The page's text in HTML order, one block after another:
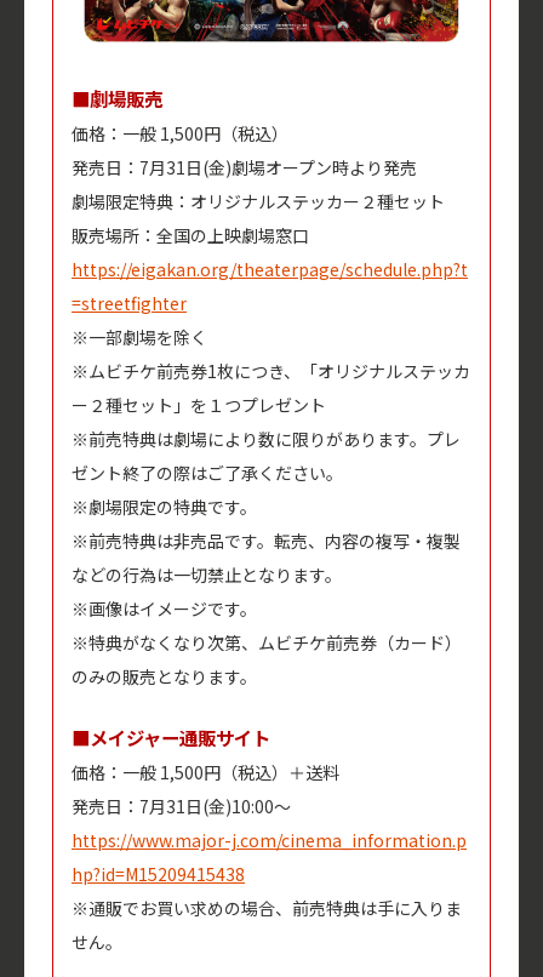
■劇場販売
価格：一般 1,500円（税込）
発売日：7月31日(金)劇場オープン時より発売
劇場限定特典：オリジナルステッカー２種セット
販売場所：全国の上映劇場窓口
https://eigakan.org/theaterpage/schedule.php?t
=streetfighter
※一部劇場を除く
※ムビチケ前売券1枚につき、「オリジナルステッカ
ー２種セット」を１つプレゼント
※前売特典は劇場により数に限りがあります。プレ
ゼント終了の際はご了承ください。
※劇場限定の特典です。
※前売特典は非売品です。転売、内容の複写・複製
などの行為は一切禁止となります。
※画像はイメージです。
※特典がなくなり次第、ムビチケ前売券（カード）
のみの販売となります。
■メイジャー通販サイト
価格：一般 1,500円（税込）＋送料
発売日：7月31日(金)10:00～
https://www.major-j.com/cinema_information.p
hp?id=M15209415438
※通販でお買い求めの場合、前売特典は手に入りま
せん。